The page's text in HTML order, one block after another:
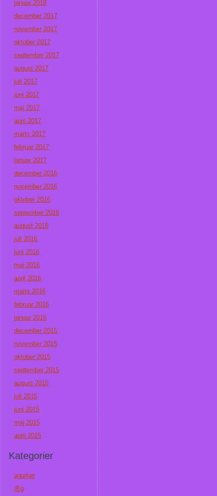
januar 2018
december 2017
november 2017
oktober 2017
september 2017
august 2017
juli 2017
juni 2017
maj 2017
april 2017
marts 2017
februar 2017
januar 2017
december 2016
november 2016
oktober 2016
september 2016
august 2016
juli 2016
juni 2016
maj 2016
april 2016
marts 2016
februar 2016
januar 2016
december 2015
november 2015
oktober 2015
september 2015
august 2015
juli 2015
juni 2015
maj 2015
april 2015
Kategorier
agurker
Æg